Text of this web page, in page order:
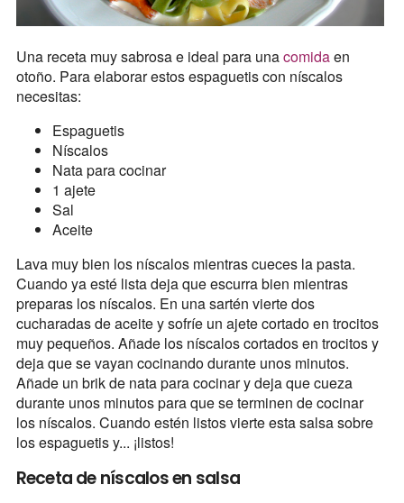
Una receta muy sabrosa e ideal para unacomidaen
otoño. Para elaborar estos espaguetis con níscalos
necesitas:
Espaguetis
Níscalos
Nata para cocinar
1 ajete
Sal
Aceite
Lava muy bien los níscalos mientras cueces la pasta.
Cuando ya esté lista deja que escurra bien mientras
preparas los níscalos. En una sartén vierte dos
cucharadas de aceite y sofríe un ajete cortado en trocitos
muy pequeños. Añade los níscalos cortados en trocitos y
deja que se vayan cocinando durante unos minutos.
Añade un brik de nata para cocinar y deja que cueza
durante unos minutos para que se terminen de cocinar
los níscalos. Cuando estén listos vierte esta salsa sobre
los espaguetis y... ¡listos!
Receta de níscalos en salsa